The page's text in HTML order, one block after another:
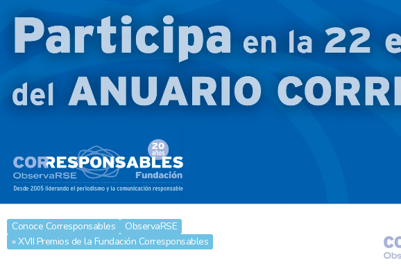
Conoce Corresponsables
ObservaRSE
» XVII Premios de la Fundación Corresponsables